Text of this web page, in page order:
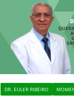
DR. EULER RIBEIRO